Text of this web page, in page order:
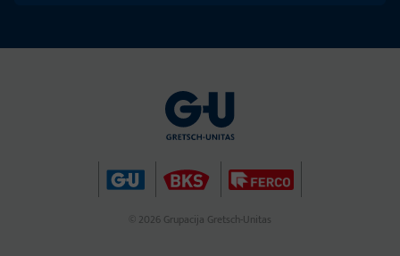
© 2026 Grupacija Gretsch-Unitas